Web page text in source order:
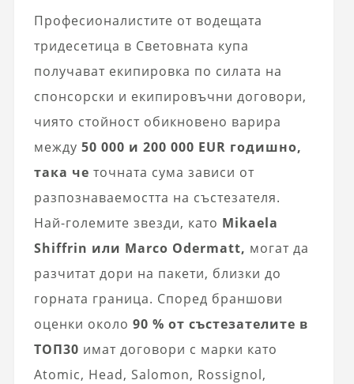
Професионалистите от водещата
тридесетица в Световната купа
получават екипировка по силата на
спонсорски и екипировъчни договори,
чиято стойност обикновено варира
между 50 000 и 200 000 EUR годишно,
така че точната сума зависи от
разпознаваемостта на състезателя.
Най-големите звезди, като Mikaela
Shiffrin или Marco Odermatt, могат да
разчитат дори на пакети, близки до
горната граница. Според браншови
оценки около 90 % от състезателите в
ТОП30 имат договори с марки като
Atomic, Head, Salomon, Rossignol,